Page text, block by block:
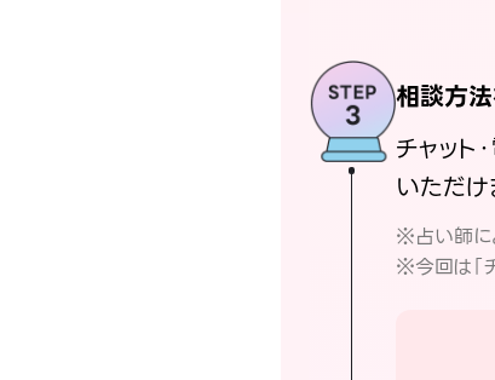
相談方
チャット
いただけ
※占い師に
※今回は「